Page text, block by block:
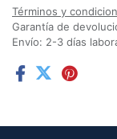
Términos y
Garantía de
Envío: 2-3 días